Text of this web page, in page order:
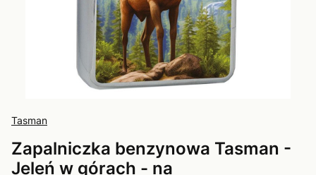
Tasman
Zapalniczka benzynowa Tasman -
Jeleń w górach - na